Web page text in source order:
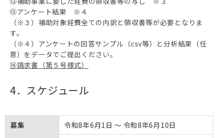
⑬アンケート結果 ※４
（※３）補助対象経費全ての内訳と領収書等が必要となりま
す。
（※４）アンケートの回答サンプル（csv等）と分析結果（任
意）をデータでご提出ください。
⑭請求書（第５号様式）
4．スケジュール
募集
令和8年6月1日 ～ 令和8年6月10日